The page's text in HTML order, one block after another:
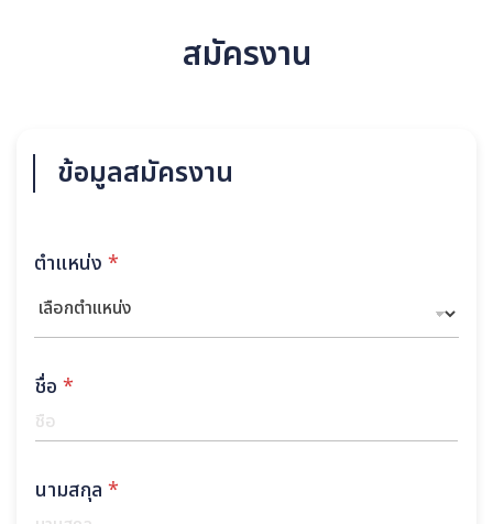
สมัครงาน
ข้อมูลสมัครงาน
ตำแหน่ง *
ชื่อ *
นามสกุล *